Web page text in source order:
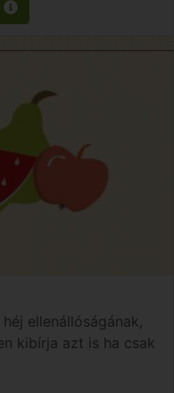
ellenállóságának,
kibírja azt is ha csak